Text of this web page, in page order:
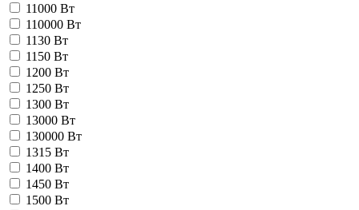
11000 Вт
110000 Вт
1130 Вт
1150 Вт
1200 Вт
1250 Вт
1300 Вт
13000 Вт
130000 Вт
1315 Вт
1400 Вт
1450 Вт
1500 Вт